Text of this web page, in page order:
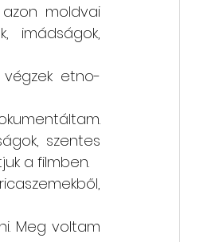
moldvai
imádságok,
végzek etno-
szentes
a filmben.
Meg voltam